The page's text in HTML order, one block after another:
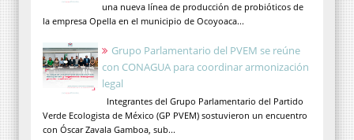
una nueva línea de producción de probióticos de
la empresa Opella en el municipio de Ocoyoaca...
Grupo Parlamentario del PVEM se reúne
con CONAGUA para coordinar armonización
legal
Integrantes del Grupo Parlamentario del Partido
Verde Ecologista de México (GP PVEM) sostuvieron un encuentro
con Óscar Zavala Gamboa, sub...